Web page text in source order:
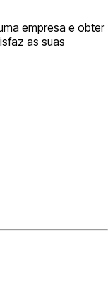
empresa e obter
as suas